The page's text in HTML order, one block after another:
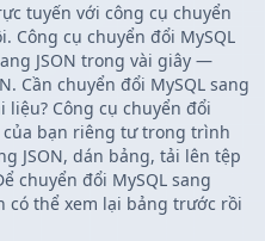
tuyến với công cụ chuyển
Công cụ chuyển đổi MySQL
JSON trong vài giây —
Cần chuyển đổi MySQL sang
liệu? Công cụ chuyển đổi
bạn riêng tư trong trình
JSON, dán bảng, tải lên tệp
chuyển đổi MySQL sang
có thể xem lại bảng trước rồi